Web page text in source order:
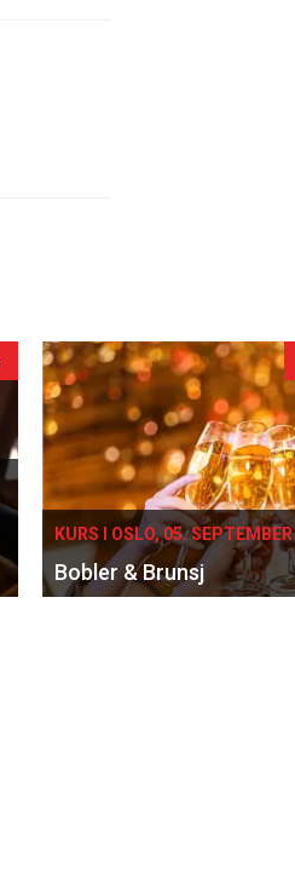
KURS I OSLO, 05. SEPTEMBER
Bobler & Brunsj